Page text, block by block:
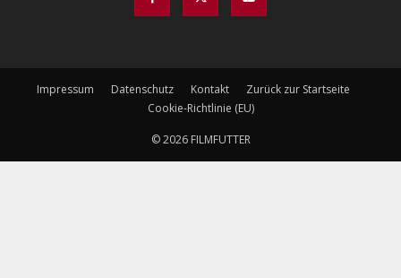
Impressum Datenschutz Kontakt
Zurück zur Startseite
Cookie-Richtlinie (EU)
© 2026 FILMFUTTER